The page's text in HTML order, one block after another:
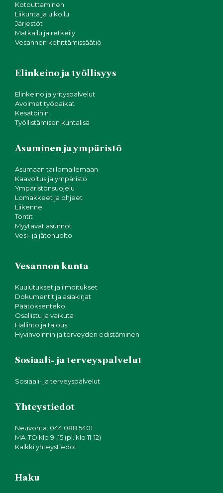
Kotouttaminen
Liikunta ja ulkoilu
Järjestöt
Matkailu ja retkeily
Vesannon kehittämissäätiö
Elinkeino ja työllisyys
Elinkeino ja yrityspalvelut
Avoimet työpaikat
Kesätöihin
Työllistämisen kuntalisä
Asuminen ja ympäristö
Asumaan tai lomailemaan
Kaavoitus ja ympäristö
Ympäristönsuojelu
Lomakkeet ja ohjeet
Liikenne
Tontit
Myytävät asunnot
Vesi- ja jätehuolto
Vesannon kunta
Kuulutukset ja ilmoitukset
Dokumentit ja asiakirjat
Päätöksenteko
Osallistu ja vaikuta
Hallinto ja talous
Hyvinvoinnin ja terveyden edistäminen
Sosiaali- ja terveyspalvelut
Sosiaali- ja terveyspalvelut
Yhteystiedot
Neuvonta: 044 088 5401
MA-TO klo 9–15 (pl. klo 11-12)
Kaikki yhteystiedot
Haku